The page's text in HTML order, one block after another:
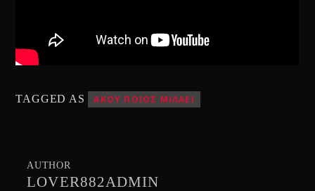
TAGGED AS ΑΚΟΥ ΠΟΙΟΣ ΜΙΛΑΕΙ
AUTHOR
LOVER882ADMIN